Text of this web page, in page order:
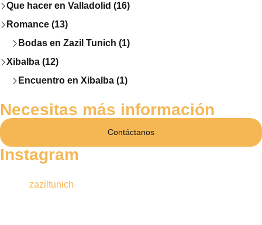
Que hacer en Valladolid (16)
Romance (13)
Bodas en Zazil Tunich (1)
Xibalba (12)
Encuentro en Xibalba (1)
Necesitas más información
Contáctanos
Instagram
zaziltunich